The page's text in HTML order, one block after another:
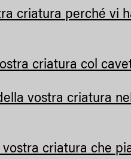
criatura perché vi
criatura col
vostra criatura
criatura che